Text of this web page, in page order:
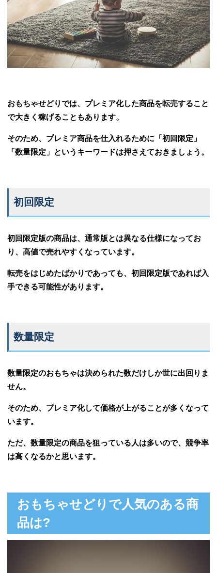
おもちゃせどりでは、プレミア化した商品を転売すること
で大きく稼げることもあります。
そのため、プレミア商品を仕入れるために「初回限定」
「数量限定」というキーワードは押さえておきましょう。
初回限定
初回限定版の商品は、通常版とは異なる仕様になってお
り、高値で売れやすくなっています。
転売をはじめたばかりであっても、初回限定版であれば入
手できる可能性があります。
数量限定
数量限定のおもちゃは決められた数だけしか世に出回りま
せん。
そのため、プレミア化して価格が上がることが多くなって
います。
ただ、数量限定の商品を狙っている人は多いので、競争率
は高くなるかと思います。
おもちゃせどりで人気のある商
品は?